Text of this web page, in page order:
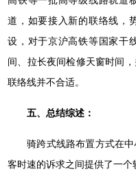
道，如要接入新的联络线，
设，对于京沪高铁等国家干
间、拉长夜间检修天窗时间
联络线并不合适。
五、总结综述：
骑跨式线路布置方式在
客时速的诉求之间提供了一个